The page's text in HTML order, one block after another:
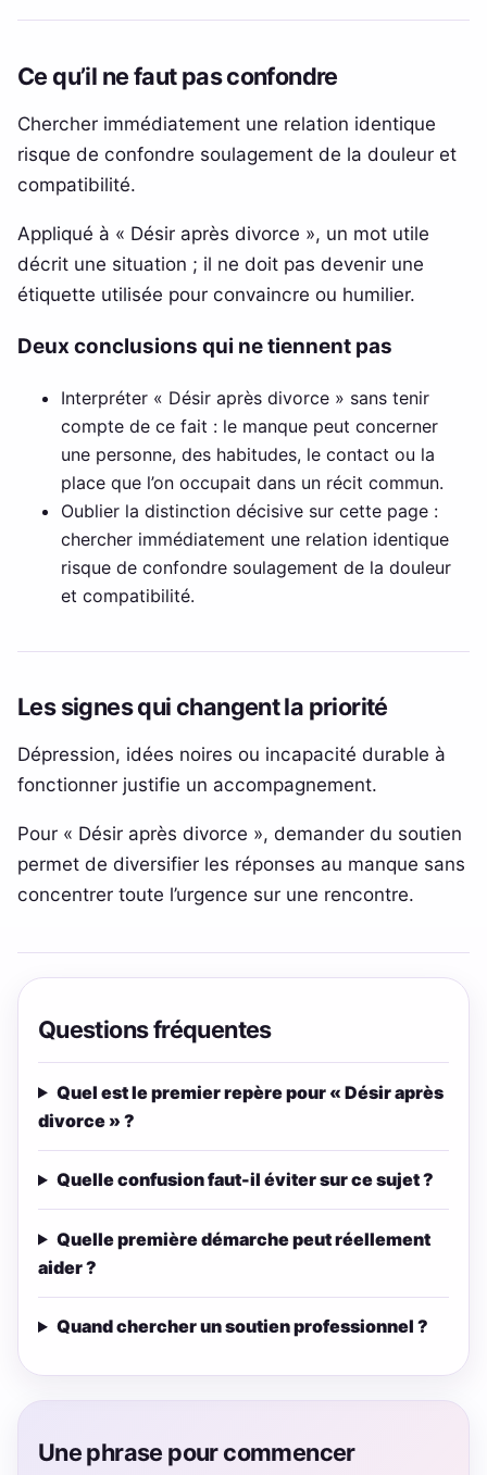
Ce qu’il ne faut pas confondre
Chercher immédiatement une relation identique
risque de confondre soulagement de la douleur et
compatibilité.
Appliqué à « Désir après divorce », un mot utile
décrit une situation ; il ne doit pas devenir une
étiquette utilisée pour convaincre ou humilier.
Deux conclusions qui ne tiennent pas
Interpréter « Désir après divorce » sans tenir
compte de ce fait : le manque peut concerner
une personne, des habitudes, le contact ou la
place que l’on occupait dans un récit commun.
Oublier la distinction décisive sur cette page :
chercher immédiatement une relation identique
risque de confondre soulagement de la douleur
et compatibilité.
Les signes qui changent la priorité
Dépression, idées noires ou incapacité durable à
fonctionner justifie un accompagnement.
Pour « Désir après divorce », demander du soutien
permet de diversifier les réponses au manque sans
concentrer toute l’urgence sur une rencontre.
Questions fréquentes
Quel est le premier repère pour « Désir après
divorce » ?
Quelle confusion faut-il éviter sur ce sujet ?
Quelle première démarche peut réellement
aider ?
Quand chercher un soutien professionnel ?
Une phrase pour commencer